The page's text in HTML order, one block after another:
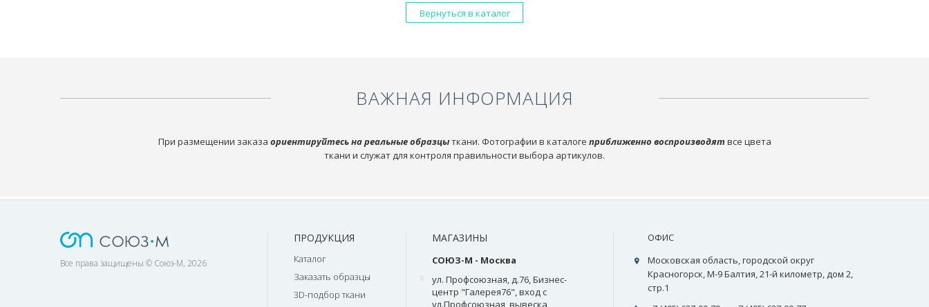
Вернуться в каталог
ВАЖНАЯ ИНФОРМАЦИЯ
При размещении заказа ориентируйтесь на реальные образцыткани. Фотографии в каталоге приближенно воспроизводят все цвета
ткани и служат для контроля правильности выбора артикулов.
Все права защищены © Союз-М, 2026
ПРОДУКЦИЯ
Каталог
Заказать образцы
3D-подбор ткани
МАГАЗИНЫ
СОЮЗ-М - Москва
ул. Профсоюзная, д.76, Бизнес-
центр "Галерея76", вход с
ул.Профсоюзная, вывеска
ОФИС
Московская область, городской округ
Красногорск, М-9 Балтия, 21-й километр, дом 2,
стр.1